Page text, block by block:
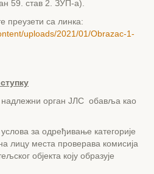
59. став 2. ЗУП-а).
преузети са линка:
uploads/2021/01/Obrazac-1-
надлежни орган ЈЛС обавља као
за одређивање категорије
лицу места проверава комисија
објекта коју образује